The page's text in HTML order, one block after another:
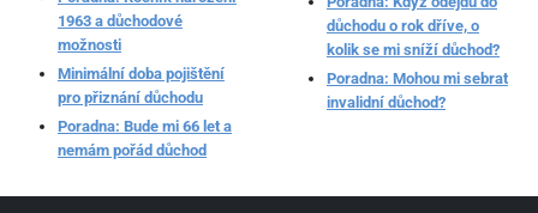
1963 a důchodové
možnosti
Minimální doba pojištění
pro přiznání důchodu
Poradna: Bude mi 66 let a
nemám pořád důchod
důchodu o rok dříve, o
kolik se mi sníží důchod?
Poradna: Mohou mi sebrat
invalidní důchod?